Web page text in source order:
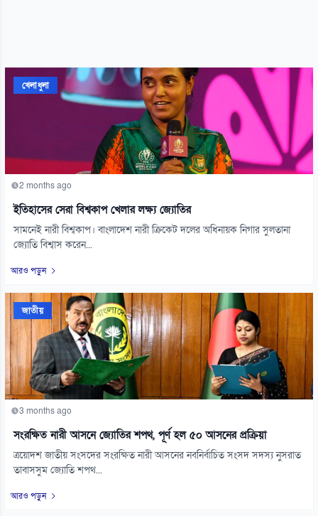
খেলাধুলা
2 months ago
ইতিহাসের সেরা বিশ্বকাপ খেলার লক্ষ্য জ্যোতির
সামনেই নারী বিশ্বকাপ। বাংলাদেশ নারী ক্রিকেট দলের অধিনায়ক নিগার সুলতানা
জ্যোতি বিশ্বাস করেন...
আরও পড়ুন
জাতীয়
3 months ago
সংরক্ষিত নারী আসনে জ্যোতির শপথ, পূর্ণ হল ৫০ আসনের প্রক্রিয়া
ত্রয়োদশ জাতীয় সংসদের সংরক্ষিত নারী আসনের নবনির্বাচিত সংসদ সদস্য নুসরাত
তাবাসসুম জ্যোতি শপথ...
আরও পড়ুন